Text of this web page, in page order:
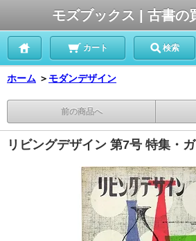
モズブックス | 古書の
カート 検索
ホーム ＞ モダンデザイン
前の商品へ
リビングデザイン 第7号 特集・